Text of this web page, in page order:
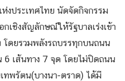
งประเทศไทย นัดจัดกิจกรรม
เชิงสัญลักษณ์ให้รัฐบาลเร่งเข้า
โดยรวมพลังรถบรรทุกบนถนน
6 เส้นทาง 7 จุด โดยไม่ปิดถนน
ทพรัตน(บางนา-ตราด) ได้มี